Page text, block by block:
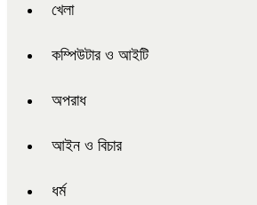
খেলা
কম্পিউটার ও আইটি
অপরাধ
আইন ও বিচার
ধর্ম